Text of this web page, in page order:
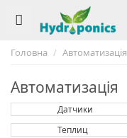
Головна Автоматизація
Автоматизація
Датчики
Теплиц